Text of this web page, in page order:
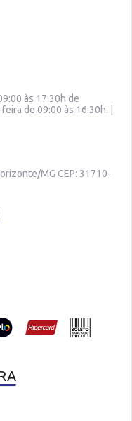
às 17:30h de
de 09:00 às 16:30h.
MG CEP: 31710-